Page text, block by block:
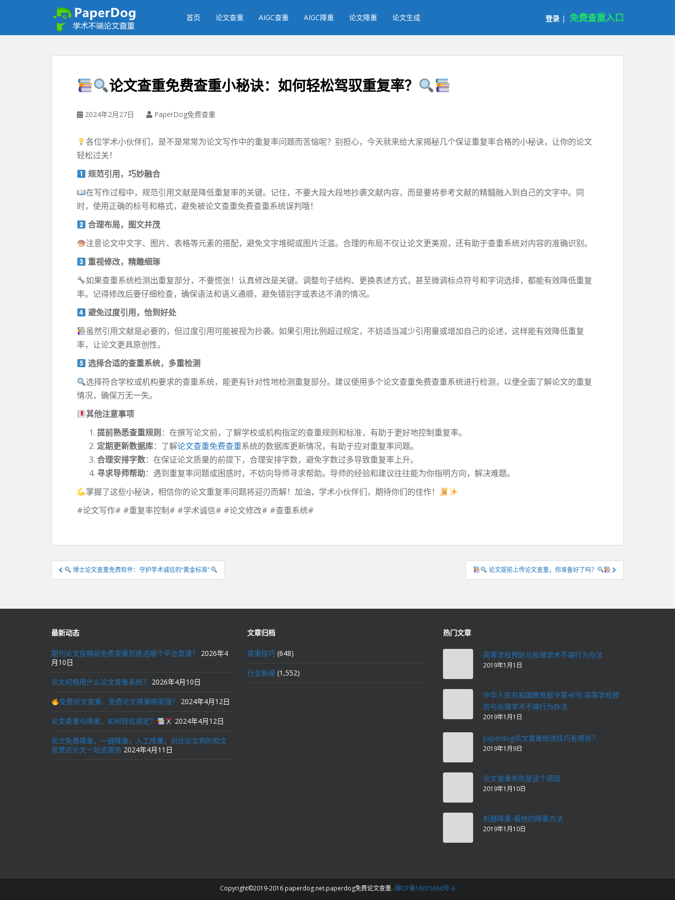
首页 论文查重 AIGC查重 AIGC降重 论文降重 论文生成 登录 | 免费查重入口
论文查重免费查重小秘诀：如何轻松驾驭重复率？
2024年2月27日 PaperDog免费查重
各位学术小伙伴们，是不是常常为论文写作中的重复率问题而苦恼呢？别担心，今天就来给大家揭秘几个保证重复率合格的小秘诀，让你的论文
轻松过关！
规范引用，巧妙融合
在写作过程中，规范引用文献是降低重复率的关键。记住，不要大段大段地抄袭文献内容，而是要将参考文献的精髓融入到自己的文字中。同
时，使用正确的标号和格式，避免被论文查重免费查重系统误判哦！
合理布局，图文并茂
注意论文中文字、图片、表格等元素的搭配，避免文字堆砌或图片泛滥。合理的布局不仅让论文更美观，还有助于查重系统对内容的准确识别。
重视修改，精雕细琢
如果查重系统检测出重复部分，不要慌张！认真修改是关键。调整句子结构、更换表述方式，甚至微调标点符号和字词选择，都能有效降低重复
率。记得修改后要仔细检查，确保语法和语义通顺，避免错别字或表达不清的情况。
避免过度引用，恰到好处
虽然引用文献是必要的，但过度引用可能被视为抄袭。如果引用比例超过规定，不妨适当减少引用量或增加自己的论述，这样能有效降低重复
率，让论文更具原创性。
选择合适的查重系统，多重检测
选择符合学校或机构要求的查重系统，能更有针对性地检测重复部分。建议使用多个论文查重免费查重系统进行检测，以便全面了解论文的重复
情况，确保万无一失。
其他注意事项
提前熟悉查重规则 ：在撰写论文前，了解学校或机构指定的查重规则和标准，有助于更好地控制重复率。
定期更新数据库：了解论文查重免费查重系统的数据库更新情况，有助于应对重复率问题。
合理安排字数：在保证论文质量的前提下，合理安排字数，避免字数过多导致重复率上升。
寻求导师帮助：遇到重复率问题或困惑时，不妨向导师寻求帮助。导师的经验和建议往往能为你指明方向，解决难题。
掌握了这些小秘诀，相信你的论文重复率问题将迎刃而解！加油，学术小伙伴们，期待你们的佳作！
#论文写作# #重复率控制# #学术诚信# #论文修改# #查重系统#
文
章
航
博士论文查重免费软件：守护学术诚信的“黄金标准” 论文提前上传论文查重，你准备好了吗？
最新动态
期刊论文投稿前免费查重到底选哪个平台靠谱？
2026年4
月10日
论文初稿用什么论文查重系统？ 2026年4月10日
免费论文查重、免费论文降重哪家强？ 2024年4月12日
论文查重与降重，如何轻松搞定？ 2024年4月12日
论文免费降重，一键降重，人工降重，对比论文狗的和文
思慧达论文一站式服务 2024年4月11日
文章归档
查重技巧 (648)
行业新闻 (1,552)
热门文章
高等学校预防与处理学术不端行为办法
2019年1月1日
中华人民共和国教育部令第40号:高等学校预
防与处理学术不端行为办法
2019年1月1日
paperdog论文查重修改技巧有哪些？
2019年1月9日
论文查重失败是这个原因
2019年1月10日
机器降重-最快的降重方法
2019年1月10日
Copyright©2019-2016 paperdog.net.paperdog免费论文查重. 湘ICP备16015660号-6